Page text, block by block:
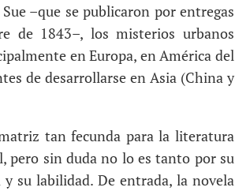
Sue –que se publicaron por entregas
de 1843–, los misterios urbanos
en Europa, en América del
de desarrollarse en Asia (China y
tan fecunda para la literatura
pero sin duda no lo es tanto por su
su labilidad. De entrada, la novela